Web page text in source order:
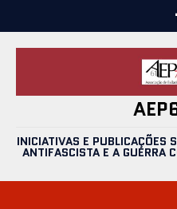
INICIATIVAS E PUBLICAÇÕES
ANTIFASCISTA E A GUERRA